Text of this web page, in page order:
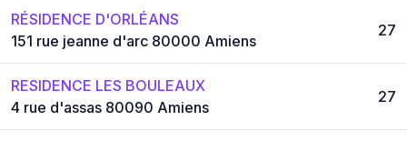
RÉSIDENCE D'ORLÉANS
151 rue jeanne d'arc 80000 Amiens
27
RESIDENCE LES BOULEAUX
4 rue d'assas 80090 Amiens
27